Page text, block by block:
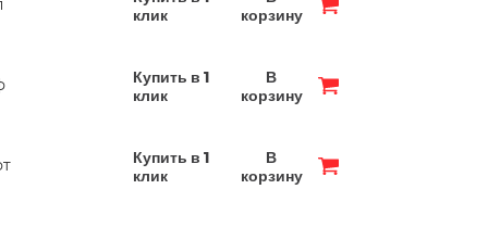
клик
корзину
Купить в 1
клик
В
корзину
Купить в 1
клик
В
корзину